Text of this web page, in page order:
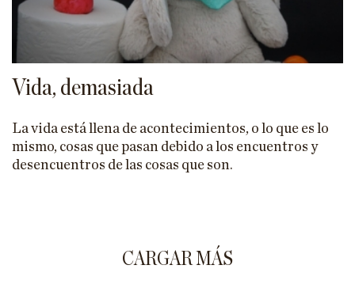
Vida, demasiada
La vida está llena de acontecimientos, o lo que es lo
mismo, cosas que pasan debido a los encuentros y
desencuentros de las cosas que son.
CARGAR MÁS